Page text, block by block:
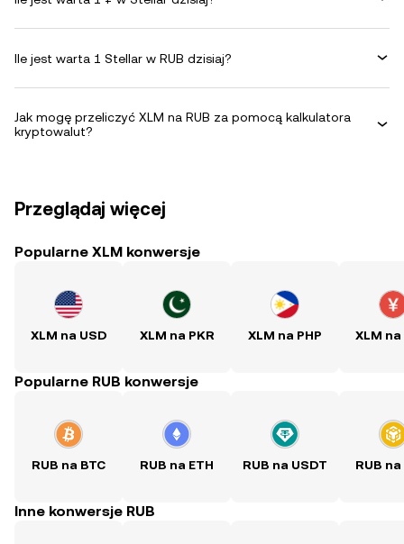
Ile jest warta 1 Stellar w RUB dzisiaj?
Jak mogę przeliczyć XLM na RUB za pomocą kalkulatora
kryptowalut?
Przeglądaj więcej
Popularne XLM konwersje
XLM na USD XLM na PKR XLM na PHP XLM na
Popularne RUB konwersje
RUB na BTC RUB na ETH RUB na USDT RUB na
Inne konwersje RUB